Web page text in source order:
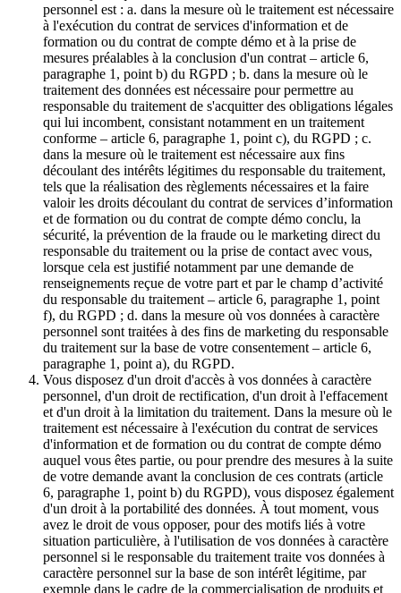
personnel est : a. dans la mesure où le traitement est nécessaire
à l'exécution du contrat de services d'information et de
formation ou du contrat de compte démo et à la prise de
mesures préalables à la conclusion d'un contrat – article 6,
paragraphe 1, point b) du RGPD ; b. dans la mesure où le
traitement des données est nécessaire pour permettre au
responsable du traitement de s'acquitter des obligations légales
qui lui incombent, consistant notamment en un traitement
conforme – article 6, paragraphe 1, point c), du RGPD ; c.
dans la mesure où le traitement est nécessaire aux fins
découlant des intérêts légitimes du responsable du traitement,
tels que la réalisation des règlements nécessaires et la faire
valoir les droits découlant du contrat de services d’information
et de formation ou du contrat de compte démo conclu, la
sécurité, la prévention de la fraude ou le marketing direct du
responsable du traitement ou la prise de contact avec vous,
lorsque cela est justifié notamment par une demande de
renseignements reçue de votre part et par le champ d’activité
du responsable du traitement – article 6, paragraphe 1, point
f), du RGPD ; d. dans la mesure où vos données à caractère
personnel sont traitées à des fins de marketing du responsable
du traitement sur la base de votre consentement – article 6,
paragraphe 1, point a), du RGPD.
Vous disposez d'un droit d'accès à vos données à caractère
personnel, d'un droit de rectification, d'un droit à l'effacement
et d'un droit à la limitation du traitement. Dans la mesure où le
traitement est nécessaire à l'exécution du contrat de services
d'information et de formation ou du contrat de compte démo
auquel vous êtes partie, ou pour prendre des mesures à la suite
de votre demande avant la conclusion de ces contrats (article
6, paragraphe 1, point b) du RGPD), vous disposez également
d'un droit à la portabilité des données. À tout moment, vous
avez le droit de vous opposer, pour des motifs liés à votre
situation particulière, à l'utilisation de vos données à caractère
personnel si le responsable du traitement traite vos données à
caractère personnel sur la base de son intérêt légitime, par
exemple dans le cadre de la commercialisation de produits et